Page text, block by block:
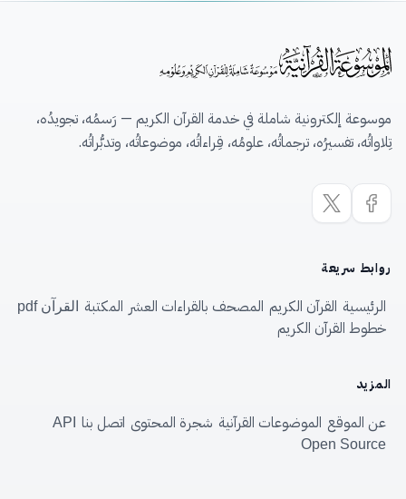
موسوعة إلكترونية شاملة في خدمة القرآن الكريم — رَسمُه، تجويدُه،
تِلاواتُه، تفسيرُه، ترجماتُه، علومُه، قِراءاتُه، موضوعاتُه، وتدبُّراتُه.
روابط سريعة
الرئيسية القرآن الكريم المصحف بالقراءات العشر المكتبة القرآن pdf
خطوط القرآن الكريم
المزيد
عن الموقع الموضوعات القرآنية شجرة المحتوى اتصل بنا
API
Open Source